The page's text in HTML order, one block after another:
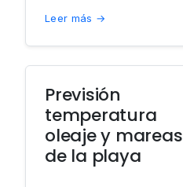
Leer más →
Previsión
temperatura
oleaje y mareas
de la playa